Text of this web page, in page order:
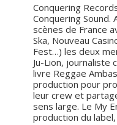
Conquering
Conquering Sound.
scènes de France
Ska, Nouveau
Fest…) les deux
Ju-Lion, journaliste
livre Reggae
production pour
leur crew et
sens large. Le My
production du